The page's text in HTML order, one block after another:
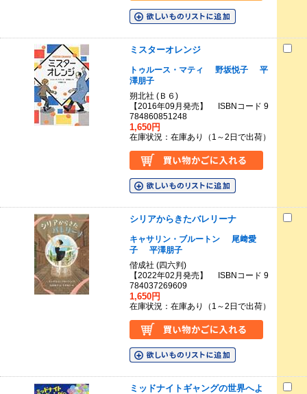
ミスターオレンジ
トゥルース・マティ 野坂悦子
平
澤朋子
朔北社 (Ｂ６)
【2016年09月発売】 ISBNコード 9
784860851248
1,650円
在庫状況：在庫あり（1～2日で出荷）
シリアからきたバレリーナ
キャサリン・ブルートン
尾﨑愛
子
平澤朋子
偕成社 (四六判)
【2022年02月発売】 ISBNコード 9
784037269609
1,650円
在庫状況：在庫あり（1～2日で出荷）
ミッドナイトギャングの世界へよ